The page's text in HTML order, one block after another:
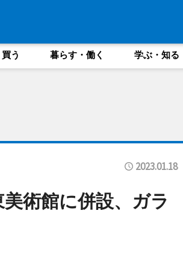
買う 暮らす・働く 学ぶ・知る
2023.01.18
術館に併設、ガラ